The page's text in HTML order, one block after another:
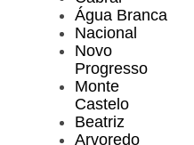
Água Branca
Nacional
Novo
Progresso
Monte
Castelo
Beatriz
Arvoredo